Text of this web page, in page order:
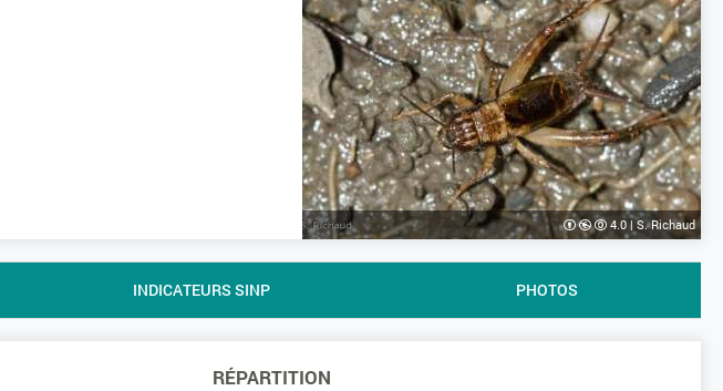
4.0|S. Richaud
INDICATEURS SINP PHOTOS
RÉPARTITION